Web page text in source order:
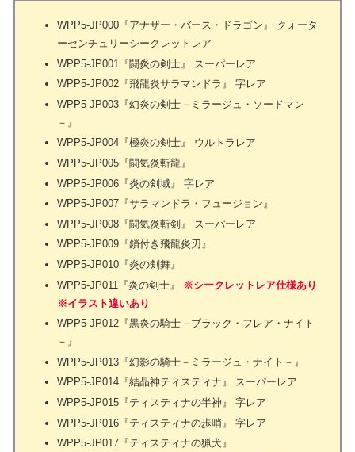
WPP5-JP000『アナザー・バース・ドラゴン』 クォータ
ーセンチュリーシークレットレア
WPP5-JP001『闘炎の剣士』 スーパーレア
WPP5-JP002『飛龍炎サラマンドラ』 字レア
WPP5-JP003『幻炎の剣士－ミラージュ・ソードマン
－』
WPP5-JP004『極炎の剣士』 ウルトラレア
WPP5-JP005『闘気炎斬龍』
WPP5-JP006『炎の剣域』 字レア
WPP5-JP007『サラマンドラ・フュージョン』
WPP5-JP008『闘気炎斬剣』 スーパーレア
WPP5-JP009『鎖付き飛龍炎刃』
WPP5-JP010『炎の剣舞』
WPP5-JP011『炎の剣士』
※シークレットレア仕様あり
※イラスト違いあり
WPP5-JP012『黒炎の騎士－ブラック・フレア・ナイト
－』
WPP5-JP013『幻影の騎士－ミラージュ・ナイト－』
WPP5-JP014『結晶神ティスティナ』 スーパーレア
WPP5-JP015『ティスティナの半神』 字レア
WPP5-JP016『ティスティナの歩哨』 字レア
WPP5-JP017『ティスティナの猟犬』